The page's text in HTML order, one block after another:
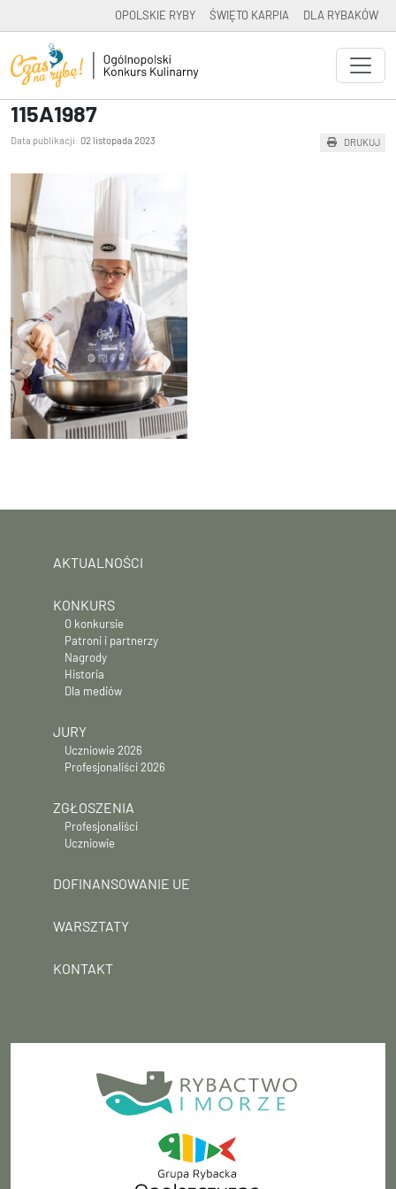
OPOLSKIE RYBY ŚWIĘTO KARPIA DLA RYBAKÓW
115A1987
Data publikacji: 02 listopada 2023 DRUKUJ
AKTUALNOŚCI
KONKURS
O konkursie
Patroni i partnerzy
Nagrody
Historia
Dla mediów
JURY
Uczniowie 2026
Profesjonaliści 2026
ZGŁOSZENIA
Profesjonaliści
Uczniowie
DOFINANSOWANIE UE
WARSZTATY
KONTAKT